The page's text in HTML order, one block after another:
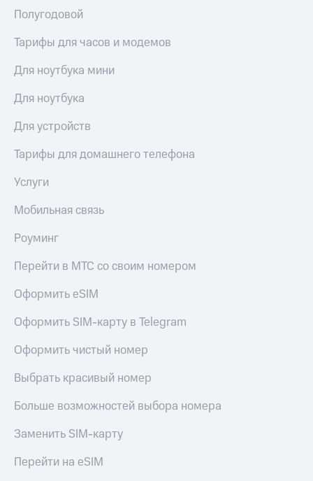
Полугодовой
Тарифы для часов и модемов
Для ноутбука мини
Для ноутбука
Для устройств
Тарифы для домашнего телефона
Услуги
Мобильная связь
Роуминг
Перейти в МТС со своим номером
Оформить eSIM
Оформить SIM-карту в Telegram
Оформить чистый номер
Выбрать красивый номер
Больше возможностей выбора номера
Заменить SIM-карту
Перейти на eSIM